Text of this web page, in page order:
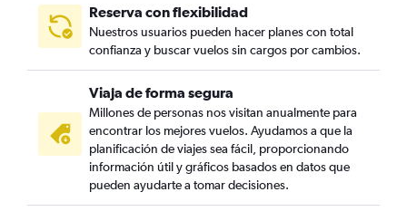
Reserva con flexibilidad
Nuestros usuarios pueden hacer planes con total
confianza y buscar vuelos sin cargos por cambios.
Viaja de forma segura
Millones de personas nos visitan anualmente para
encontrar los mejores vuelos. Ayudamos a que la
planificación de viajes sea fácil, proporcionando
información útil y gráficos basados en datos que
pueden ayudarte a tomar decisiones.